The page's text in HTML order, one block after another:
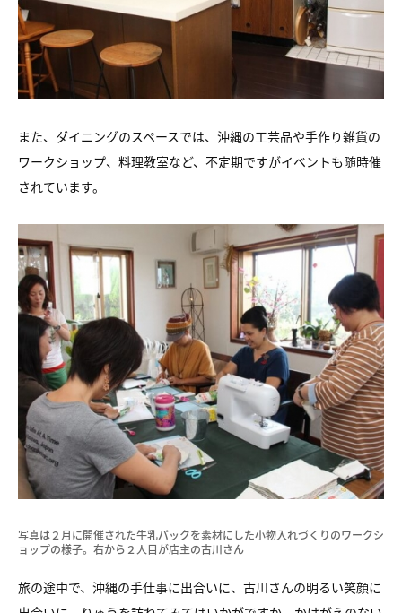
また、ダイニングのスペースでは、沖縄の工芸品や手作り雑貨の
ワークショップ、料理教室など、不定期ですがイベントも随時催
されています。
写真は２月に開催された牛乳パックを素材にした小物入れづくりのワークシ
ョップの様子。右から２人目が店主の古川さん
旅の途中で、沖縄の手仕事に出合いに、古川さんの明るい笑顔に